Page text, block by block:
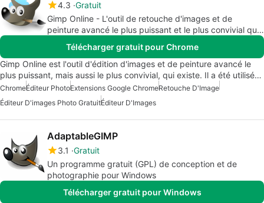
4.3 Gratuit
Gimp Online - L'outil de retouche d'images et de
peinture avancé le plus puissant et le plus convivial qui
Télécharger gratuit pour Chrome
Gimp Online est l'outil d'édition d'images et de peinture avancé le
plus puissant, mais aussi le plus convivial, qui existe. Il a été utilisé…
ChromeÉditeur PhotoExtensions Google ChromeRetouche D'Image
Éditeur D'images Photo GratuitÉditeur D'Images
AdaptableGIMP
3.1 Gratuit
Un programme gratuit (GPL) de conception et de
photographie pour Windows
Télécharger gratuit pour Windows